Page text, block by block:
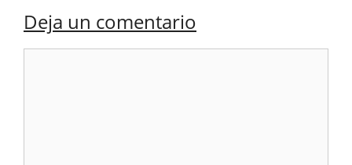
Deja un comentario